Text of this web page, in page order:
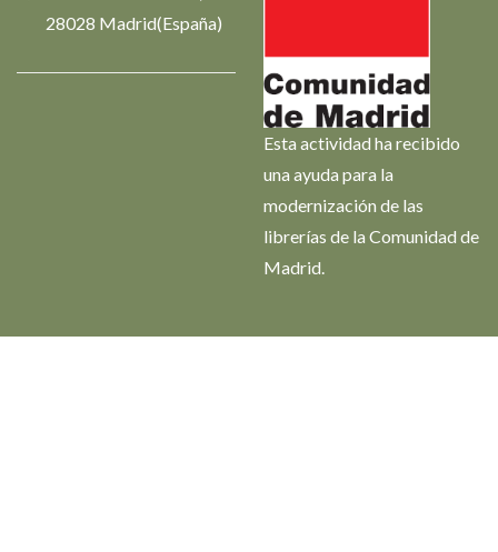
28028 Madrid(España)
Esta actividad ha recibido
una ayuda para la
modernización de las
librerías de la Comunidad de
Madrid.